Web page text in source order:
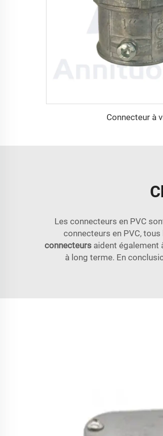
Connecteur à
Les connecteurs en PVC
connecteurs en PVC,
connecteurs aident également
à long terme. En